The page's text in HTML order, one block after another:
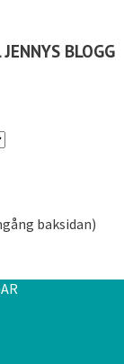
BLOGG
baksidan)